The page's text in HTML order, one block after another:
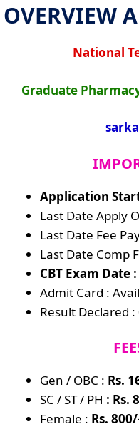
OVERVIEW
National
Graduate
Application
Last Date Apply
Last Date Fee
Last Date Comp
CBT Exam Date
Admit Card :
Result Declared
Gen / OBC : Rs.
SC / ST / PH : Rs.
Female : Rs.